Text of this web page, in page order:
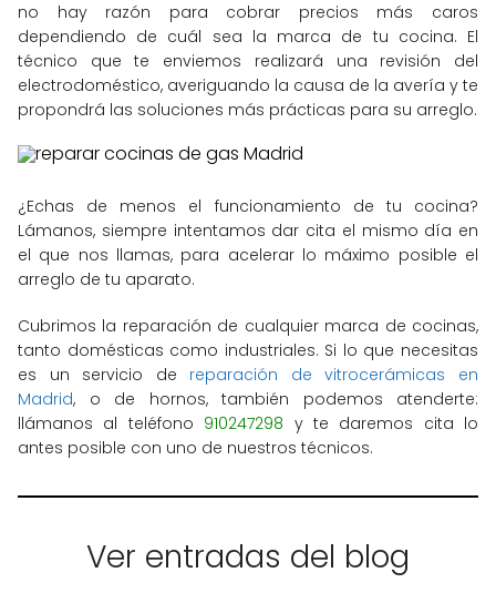
no hay razón para cobrar precios más caros
dependiendo de cuál sea la marca de tu cocina. El
técnico que te enviemos realizará una revisión del
electrodoméstico, averiguando la causa de la avería y te
propondrá las soluciones más prácticas para su arreglo.
¿Echas de menos el funcionamiento de tu cocina?
Lámanos, siempre intentamos dar cita el mismo día en
el que nos llamas, para acelerar lo máximo posible el
arreglo de tu aparato.
Cubrimos la reparación de cualquier marca de cocinas,
tanto domésticas como industriales. Si lo que necesitas
es un servicio de reparación de vitrocerámicas en
Madrid, o de hornos, también podemos atenderte:
llámanos al teléfono 910247298 y te daremos cita lo
antes posible con uno de nuestros técnicos.
Ver entradas del blog